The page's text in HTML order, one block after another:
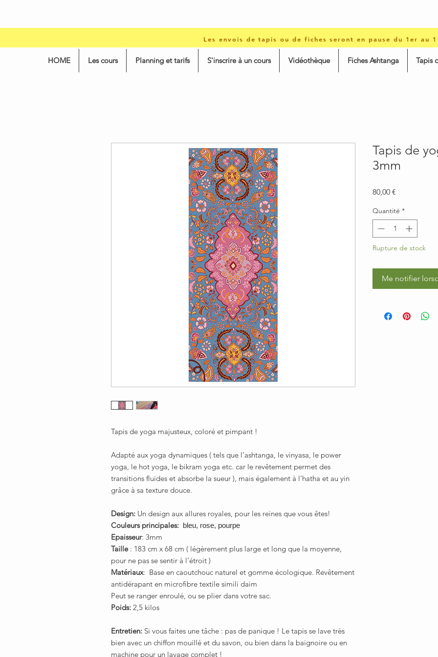
Les envois de tapis ou de fiches seront en pause du 1er au
HOME Les cours Planning et tarifs S'inscrire à un cours Vidéothèque Fiches Ashtanga Tapis
Tapis de yoga majusteux, coloré et pimpant !
Adapté aux yoga dynamiques ( tels que l’ashtanga, le vinyasa, le power
yoga, le hot yoga, le bikram yoga etc. car le revêtement permet des
transitions fluides et absorbe la sueur ), mais également à l’hatha et au yin
grâce à sa texture douce.
Design: Un design aux allures royales, pour les reines que vous êtes!
Couleurs principales: bleu, rose, pourpe
Epaisseur: 3mm
Taille: 183 cm x 68 cm ( légèrement plus large et long que la moyenne,
pour ne pas se sentir à l’étroit )
Matériaux: Base en caoutchouc naturel et gomme écologique. Revêtement
antidérapant en microfibre textile simili daim
Peut se ranger enroulé, ou se plier dans votre sac.
Poids: 2,5 kilos
Entretien: Si vous faites une tâche : pas de panique ! Le tapis se lave très
bien avec un chiffon mouillé et du savon, ou bien dans la baignoire ou en
machine pour un lavage complet !
Tapis de
3mm
80,00 €
Quantité *
Rupture de stock
Me notifier